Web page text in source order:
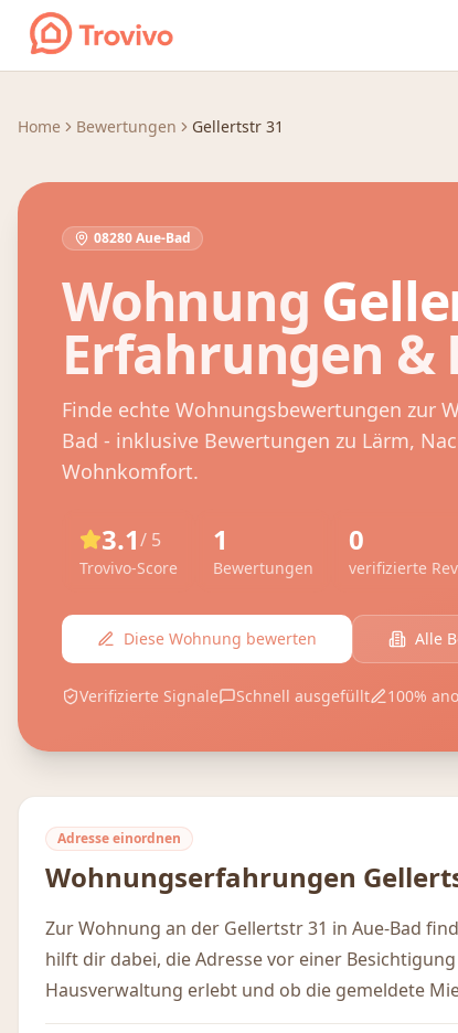
Zum Inhalt springen
Home Bewertungen Gellertstr 31
08280 Aue-Bad
Wohnung
Erfahrungen &
Finde echte Wohnungsbewertungen zur
Bad - inklusive Bewertungen zu Lärm,
Wohnkomfort.
3.1/ 5
Trovivo-Score
1
Bewertungen
0
verifizierte
Diese Wohnung bewerten Alle
Verifizierte Signale Schnell ausgefüllt 100%
Adresse einordnen
Wohnungserfahrungen
Zur Wohnung an der Gellertstr 31 in Aue-Bad
hilft dir dabei, die Adresse vor einer
Hausverwaltung erlebt und ob die gemeldete